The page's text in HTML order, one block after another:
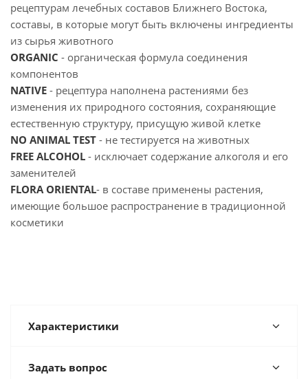
рецептурам лечебных составов Ближнего Востока,
составы, в которые могут быть включены ингредиенты
из сырья животного
ORGANIC - органическая формула соединения
компонентов
NATIVE - рецептура наполнена растениями без
изменения их природного состояния, сохраняющие
естественную структуру, присущую живой клетке
NO ANIMAL TEST - не тестируется на животных
FREE ALCOHOL - исключает содержание алкоголя и его
заменителей
FLORA ORIENTAL- в составе применены растения,
имеющие большое распространение в традиционной
косметики
Характеристики
Задать вопрос